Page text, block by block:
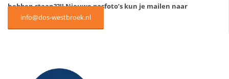
hebben staan??!! Nieuwe pasfoto’s kun je mailen naar
info@dos-westbroek.nl